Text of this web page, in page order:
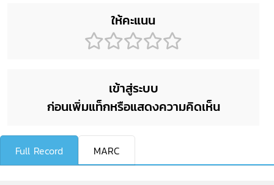
ให้คะแนน
เข้าสู่ระบบ
ก่อนเพิ่มแท็กหรือแสดงความคิดเห็น
Full Record MARC